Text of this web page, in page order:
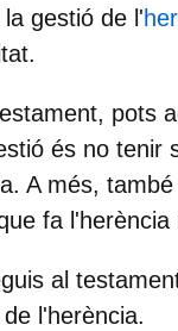
gestió de l'
pots
és no tenir
A més,
fa l'herència
al
l'herència.